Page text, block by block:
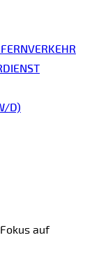
D)
Kiese
für die
aber
auf